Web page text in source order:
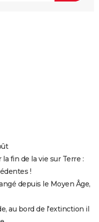
fin de la vie sur Terre :
!
depuis le Moyen Âge,
au bord de l'extinction il